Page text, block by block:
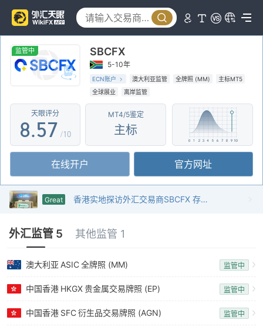
监管中 SBCFX
5-10年
ECN账户 澳大利亚监管 全牌照 (MM)
主标MT5
全球展业
离岸监管
天眼评分
3
4
5
7
8
9
.
0
1
2
4
5
6
7
8
9
2
3
4
6
7
8
9
/10
MT4/5鉴定
主标
在线开户 官方网址
Great 香港实地探访外汇交易商SBCFX 存在真实展业场所
外汇监管 5 其他监管 1
澳大利亚 ASIC全牌照 (MM) 监管中
中国香港 HKGX贵金属交易牌照 (EP) 监管中
中国香港 SFC衍生品交易牌照 (AGN) 监管中